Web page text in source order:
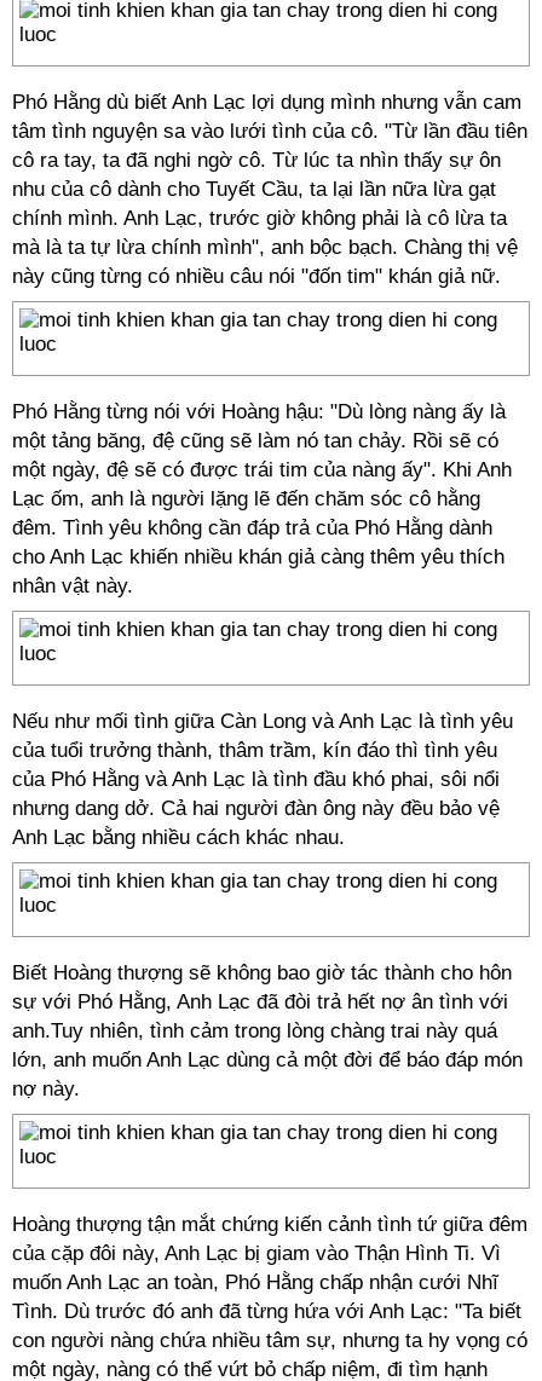
Phó Hằng dù biết Anh Lạc lợi dụng mình nhưng vẫn cam
tâm tình nguyện sa vào lưới tình của cô. "Từ lần đầu tiên
cô ra tay, ta đã nghi ngờ cô. Từ lúc ta nhìn thấy sự ôn
nhu của cô dành cho Tuyết Cầu, ta lại lần nữa lừa gạt
chính mình. Anh Lạc, trước giờ không phải là cô lừa ta
mà là ta tự lừa chính mình", anh bộc bạch. Chàng thị vệ
này cũng từng có nhiều câu nói "đốn tim" khán giả nữ.
Phó Hằng từng nói với Hoàng hậu: "Dù lòng nàng ấy là
một tảng băng, đệ cũng sẽ làm nó tan chảy. Rồi sẽ có
một ngày, đệ sẽ có được trái tim của nàng ấy". Khi Anh
Lạc ốm, anh là người lặng lẽ đến chăm sóc cô hằng
đêm. Tình yêu không cần đáp trả của Phó Hằng dành
cho Anh Lạc khiến nhiều khán giả càng thêm yêu thích
nhân vật này.
Nếu như mối tình giữa Càn Long và Anh Lạc là tình yêu
của tuổi trưởng thành, thâm trầm, kín đáo thì tình yêu
của Phó Hằng và Anh Lạc là tình đầu khó phai, sôi nổi
nhưng dang dở. Cả hai người đàn ông này đều bảo vệ
Anh Lạc bằng nhiều cách khác nhau.
Biết Hoàng thượng sẽ không bao giờ tác thành cho hôn
sự với Phó Hằng, Anh Lạc đã đòi trả hết nợ ân tình với
anh.Tuy nhiên, tình cảm trong lòng chàng trai này quá
lớn, anh muốn Anh Lạc dùng cả một đời để báo đáp món
nợ này.
Hoàng thượng tận mắt chứng kiến cảnh tình tứ giữa đêm
của cặp đôi này, Anh Lạc bị giam vào Thận Hình Ti. Vì
muốn Anh Lạc an toàn, Phó Hằng chấp nhận cưới Nhĩ
Tình. Dù trước đó anh đã từng hứa với Anh Lạc: "Ta biết
con người nàng chứa nhiều tâm sự, nhưng ta hy vọng có
một ngày, nàng có thể vứt bỏ chấp niệm, đi tìm hạnh